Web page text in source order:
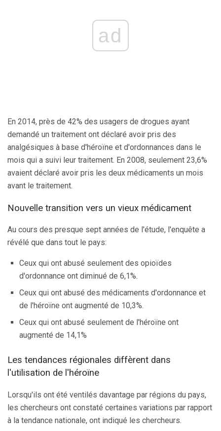
ad
En 2014, près de 42% des usagers de drogues ayant
demandé un traitement ont déclaré avoir pris des
analgésiques à base d'héroïne et d'ordonnances dans le
mois qui a suivi leur traitement. En 2008, seulement 23,6%
avaient déclaré avoir pris les deux médicaments un mois
avant le traitement.
Nouvelle transition vers un vieux médicament
Au cours des presque sept années de l'étude, l'enquête a
révélé que dans tout le pays:
Ceux qui ont abusé seulement des opioïdes
d'ordonnance ont diminué de 6,1%.
Ceux qui ont abusé des médicaments d'ordonnance et
de l'héroïne ont augmenté de 10,3%.
Ceux qui ont abusé seulement de l'héroïne ont
augmenté de 14,1%
Les tendances régionales diffèrent dans
l'utilisation de l'héroïne
Lorsqu'ils ont été ventilés davantage par régions du pays,
les chercheurs ont constaté certaines variations par rapport
à la tendance nationale, ont indiqué les chercheurs.